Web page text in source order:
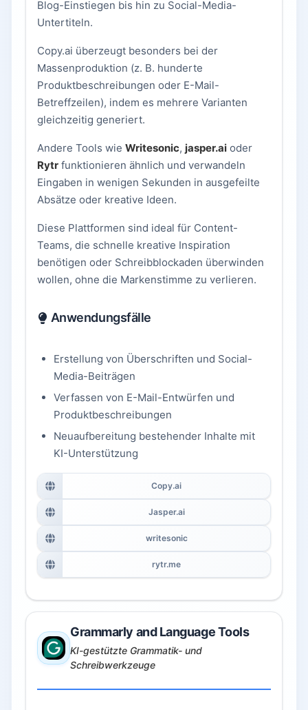
Blog-Einstiegen bis hin zu Social-Media-
Untertiteln.
Copy.ai überzeugt besonders bei der
Massenproduktion (z. B. hunderte
Produktbeschreibungen oder E-Mail-
Betreffzeilen), indem es mehrere Varianten
gleichzeitig generiert.
Andere Tools wie Writesonic, jasper.ai oder
Rytr funktionieren ähnlich und verwandeln
Eingaben in wenigen Sekunden in ausgefeilte
Absätze oder kreative Ideen.
Diese Plattformen sind ideal für Content-
Teams, die schnelle kreative Inspiration
benötigen oder Schreibblockaden überwinden
wollen, ohne die Markenstimme zu verlieren.
Anwendungsfälle
Erstellung von Überschriften und Social-
Media-Beiträgen
Verfassen von E-Mail-Entwürfen und
Produktbeschreibungen
Neuaufbereitung bestehender Inhalte mit
KI-Unterstützung
Copy.ai
Jasper.ai
writesonic
rytr.me
Grammarly and Language Tools
KI-gestützte Grammatik- und
Schreibwerkzeuge